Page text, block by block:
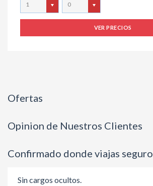
1
0
VER PRECIOS
Ofertas
Opinion de Nuestros Clientes
Confirmado donde viajas seguro
Sin cargos ocultos.